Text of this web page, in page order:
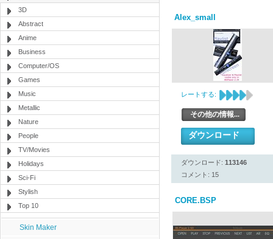
3D
Abstract
Anime
Business
Computer/OS
Games
Music
Metallic
Nature
People
TV/Movies
Holidays
Sci-Fi
Stylish
Top 10
Skin Maker
Alex_small
レートする:
その他の情報...
ダウンロード
ダウンロード: 113146
コメント: 15
CORE.BSP